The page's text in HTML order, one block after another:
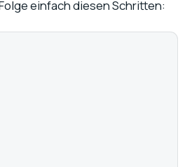
einfach diesen Schritten: